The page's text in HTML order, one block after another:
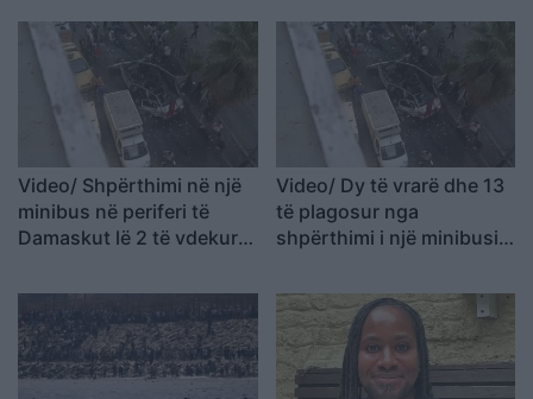
Video/ Shpërthimi në një
minibus në periferi të
Damaskut lë 2 të vdekur
Video/ Dy të vrarë dhe 13
të plagosur nga
shpërthimi i një minibusi